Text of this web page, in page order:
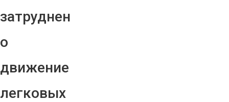
затруднен
о
движение
легковых